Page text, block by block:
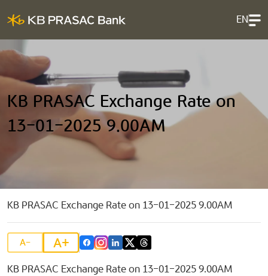
EN
KB PRASAC Exchange Rate on
13-01-2025 9.00AM
KB PRASAC Exchange Rate on 13-01-2025 9.00AM
A- A+
KB PRASAC Exchange Rate on 13-01-2025 9.00AM